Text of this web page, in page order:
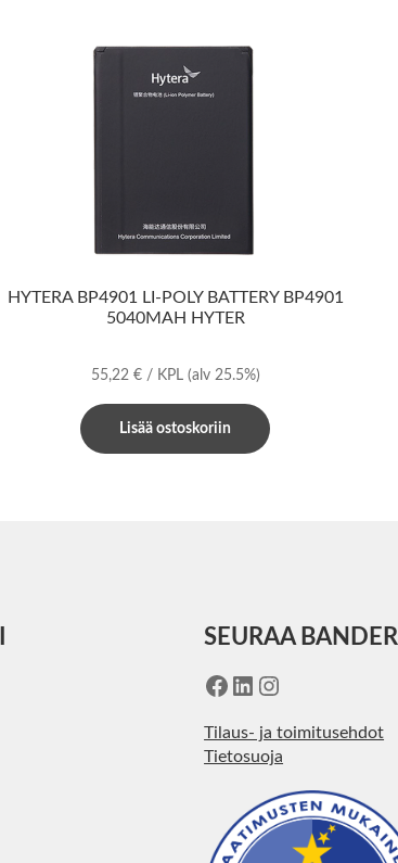
HYTERA BP4901 LI-POLY BATTERY BP4901
5040MAH HYTER
55,22 €/ KPL (alv 25.5%)
Lisää ostoskoriin
SEURAA
Facebook
LinkedIn
Instagram
Tilaus- ja toimitusehdot
Tietosuoja